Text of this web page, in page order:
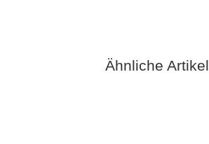
Ähnliche Artikel